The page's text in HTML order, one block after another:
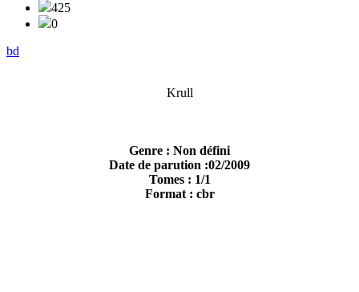
425
0
bd
Krull
Genre : Non défini
Date de parution :02/2009
Tomes : 1/1
Format : cbr